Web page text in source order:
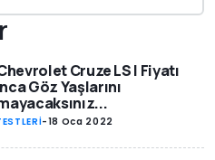
Cruze LS | Fiyatı
Göz Yaşlarını
-18 Oca 2022